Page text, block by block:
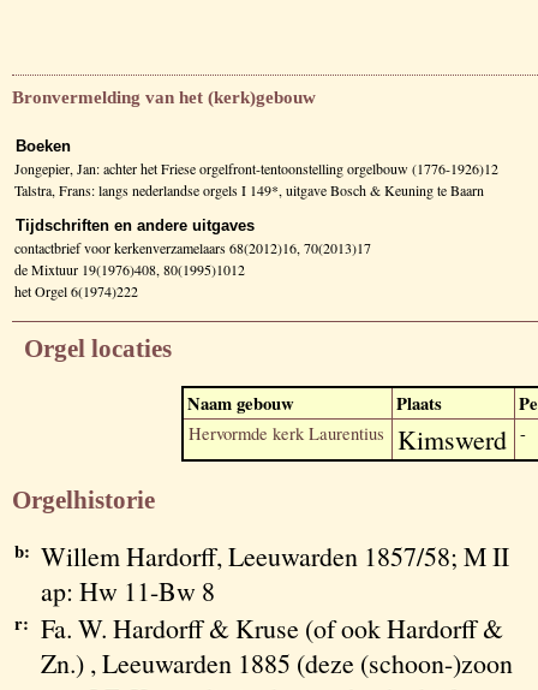
Bronvermelding van het (kerk)gebouw
Boeken
Jongepier, Jan: achter het Friese orgelfront-tentoonstelling orgelbouw (1776-1926)12
Talstra, Frans: langs nederlandse orgels I 149*, uitgave Bosch & Keuning te Baarn
Tijdschriften en andere uitgaves
contactbrief voor kerkenverzamelaars 68(2012)16, 70(2013)17
de Mixtuur 19(1976)408, 80(1995)1012
het Orgel 6(1974)222
Orgel locaties
Naam gebouw Plaats
Hervormde kerk Laurentius Kimswerd -
Orgelhistorie
b: Willem Hardorff, Leeuwarden 1857/58; M II
ap: Hw 11-Bw 8
r: Fa. W. Hardorff & Kruse (of ook Hardorff &
Zn.) , Leeuwarden 1885 (deze (schoon-)zoon